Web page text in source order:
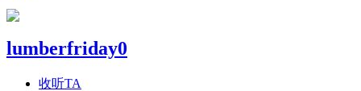
lumberfriday0
收听TA